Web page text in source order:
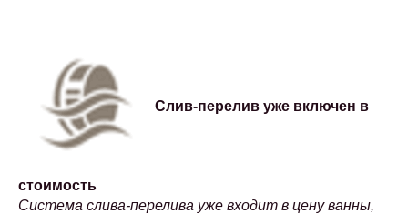
Слив-перелив уже включен в
стоимость
Система слива-перелива уже входит в цену ванны,